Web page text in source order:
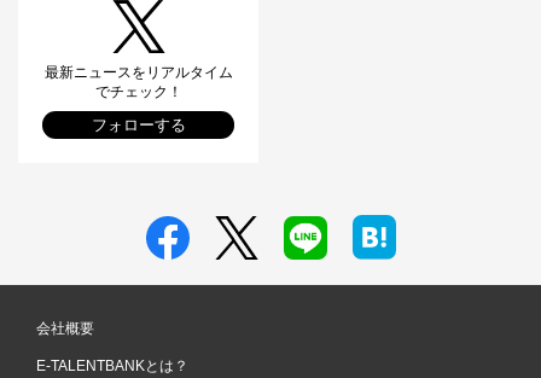
最新ニュースをリアルタイム
でチェック！
フォローする
会社概要
E-TALENTBANKとは？